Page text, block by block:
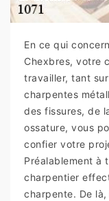
En ce qui
Chexbres, votre
travailler, tant
charpentes
des fissures, de
ossature, vous
confier votre
Préalablement à
charpentier
charpente. De